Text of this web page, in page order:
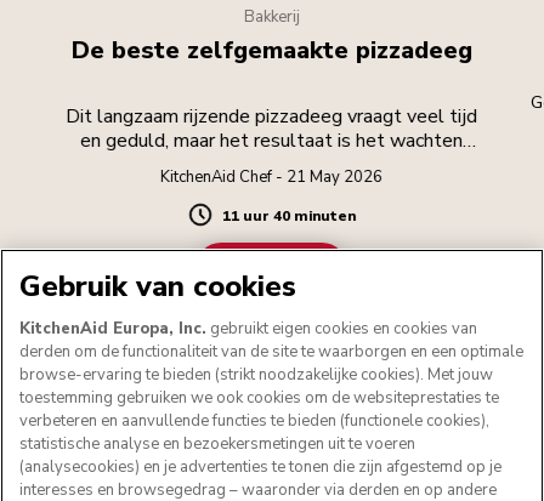
Bakkerij
De beste zelfgemaakte pizzadeeg
Dit langzaam rijzende pizzadeeg vraagt veel tijd
en geduld, maar het resultaat is het wachten
waard.
KitchenAid Chef - 21 May 2026
Duration
11 uur 40 minuten
Gratis standaardlevering voor bestellingen vanaf € 50
Gebruik van cookies
KitchenAid Europa, Inc. gebruikt eigen cookies en cookies van
derden om de functionaliteit van de site te waarborgen en een optimale
browse-ervaring te bieden (strikt noodzakelijke cookies). Met jouw
toestemming gebruiken we ook cookies om de websiteprestaties te
verbeteren en aanvullende functies te bieden (functionele cookies),
statistische analyse en bezoekersmetingen uit te voeren
(analysecookies) en je advertenties te tonen die zijn afgestemd op je
interesses en browsegedrag – waaronder via derden en op andere